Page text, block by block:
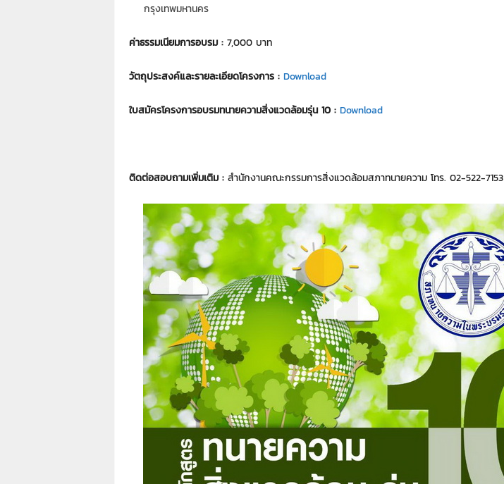
กรุงเทพมหานคร
ค่าธรรมเนียมการอบรม :7,000 บาท
วัตถุประสงค์และรายละเอียดโครงการ : Download
ใบสมัครโครงการอบรมทนายความสิ่งแวดล้อมรุ่น 10 : Download
ติดต่อสอบถามเพิ่มเติม : สำนักงานคณะกรรมการสิ่งแวดล้อมสภาทนายความ โทร. 02-522-7153